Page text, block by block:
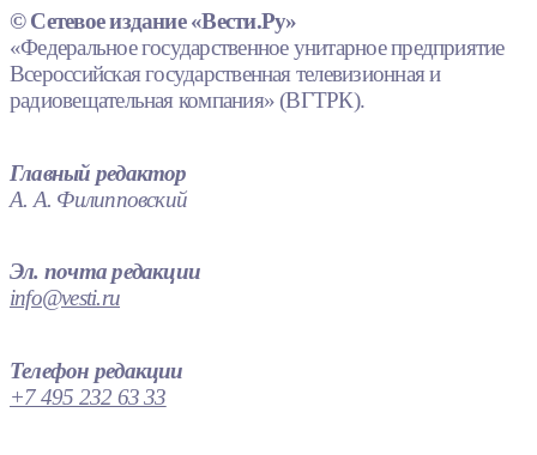
© Сетевое издание «Вести.Ру»
«Федеральное государственное унитарное предприятие
Всероссийская государственная телевизионная и
радиовещательная компания» (ВГТРК).
Главный редактор
А. А. Филипповский
Эл. почта редакции
info@vesti.ru
Телефон редакции
+7 495 232 63 33